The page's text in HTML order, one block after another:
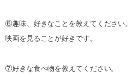
⑥趣味、好きなことを教えてください。
映画を見ることが好きです。
⑦好きな食べ物を教えてください。